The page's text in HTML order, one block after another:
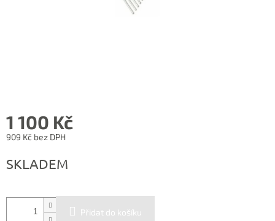
1 100 Kč
909 Kč bez DPH
cena:
SKLADEM
Přidat do košíku